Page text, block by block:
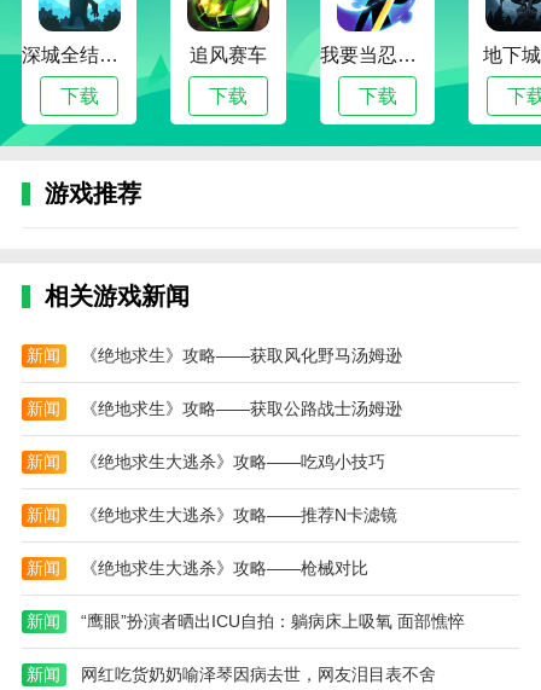
1.你好访客2一款冒险精神和剧情清晰的冒险游戏。你
好访客2让你感受游戏中的刺激和冒险。
2.神秘的地方又开放了。你可以在这里随时探索丰富的
秘密，收集更多的道具进行探索，提高你的超级战斗
力，与敌人战斗。
3.逼真奇特的游戏环境带给你勇气和智慧。你可以在这
深城全结局解锁版
下载
追风赛车
下载
我要当忍者无限金币版
下载
地下
下
游戏推荐
相关游戏新闻
新闻 《绝地求生》攻略——获取风化野马汤姆逊
新闻 《绝地求生》攻略——获取公路战士汤姆逊
新闻 《绝地求生大逃杀》攻略——吃鸡小技巧
新闻 《绝地求生大逃杀》攻略——推荐N卡滤镜
新闻 《绝地求生大逃杀》攻略——枪械对比
新闻 “鹰眼”扮演者晒出ICU自拍：躺病床上吸氧 面部憔悴
新闻 网红吃货奶奶喻泽琴因病去世，网友泪目表不舍